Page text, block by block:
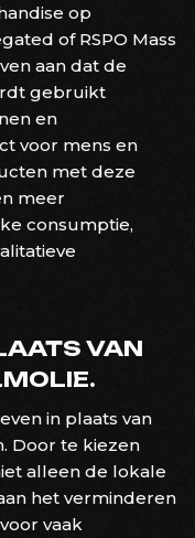
op
of RSPO Mass
aan dat de
gebruikt
en
voor mens en
met deze
meer
consumptie,
VAN
in plaats van
Door te kiezen
alleen de lokale
het verminderen
vaak